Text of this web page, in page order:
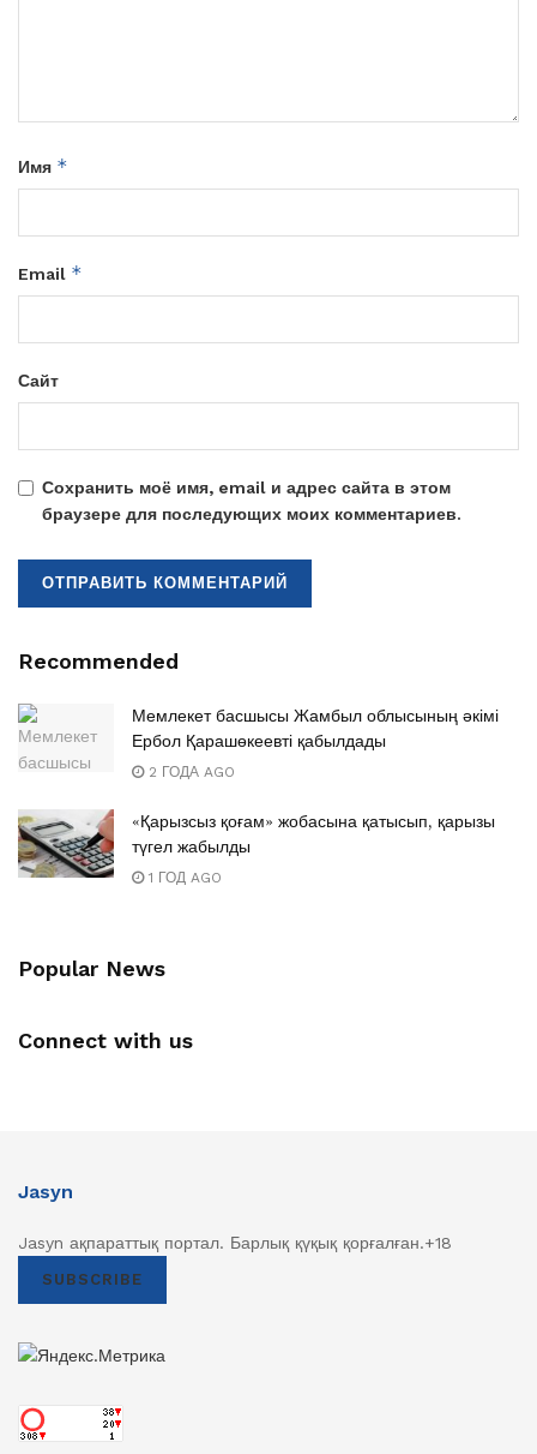
Имя *
Email *
Сайт
Сохранить моё имя, email и адрес сайта в этом
браузере для последующих моих комментариев.
Recommended
Мемлекет басшысы Жамбыл облысының әкімі
Ербол Қарашөкеевті қабылдады
2 ГОДА AGO
«Қарызсыз қоғам» жобасына қатысып, қарызы
түгел жабылды
1 ГОД AGO
Popular News
Connect with us
Jasyn
Jasyn ақпараттық портал. Барлық қүқық қорғалған.+18
SUBSCRIBE